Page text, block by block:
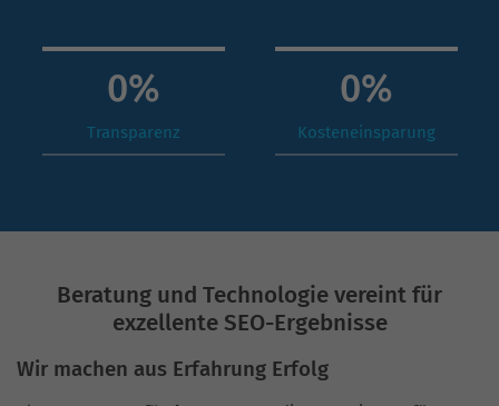
0%
Transparenz
0%
Kosteneinsparung
Beratung und Technologie vereint für
exzellente SEO-Ergebnisse
Wir machen aus Erfahrung Erfolg